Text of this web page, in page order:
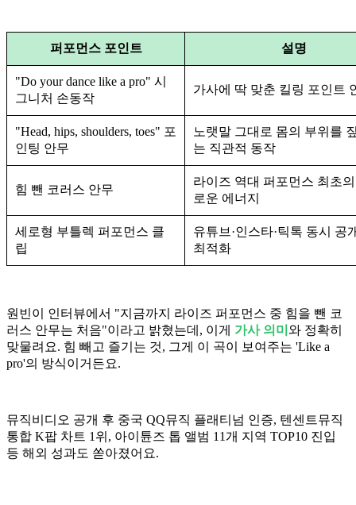
퍼포먼스 포인트 설명
"Do your dance like a pro" 시
그니처 손동작
가사에 딱 맞춘 킬링 포인트
"Head, hips, shoulders, toes" 포
인팅 안무
노랫말 그대로 몸의 부위를
는 직관적 동작
힘 뺀 코러스 안무
라이즈 역대 퍼포먼스 최초
로운 에너지
세로형 부틀렉 퍼포먼스 클
립
유튜브·인스타·틱톡 동시 공
최적화
원빈이 인터뷰에서 "지금까지 라이즈 퍼포먼스 중 힘을 뺀 코
러스 안무는 처음"이라고 밝혔는데, 이게 가사 의미 와 정확히
맞물려요. 힘 빼고 즐기는 것, 그게 이 곡이 보여주는 'Like a
pro'의 방식이거든요.
뮤직비디오 공개 후 중국 QQ뮤직 플래티넘 인증, 텐센트뮤직
통합 K팝 차트 1위, 아이튠즈 톱 앨범 11개 지역 TOP10 진입
등 해외 성과도 쏟아졌어요.